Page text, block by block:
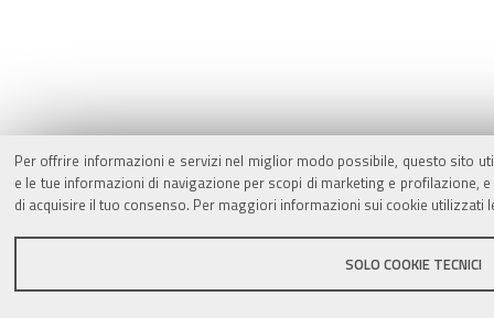
Per offrire informazioni e servizi nel miglior modo possibile, questo sito
e le tue informazioni di navigazione per scopi di marketing e
di acquisire il tuo consenso. Per maggiori informazioni sui cookie utilizzati
SOLO COOKIE TECNICI